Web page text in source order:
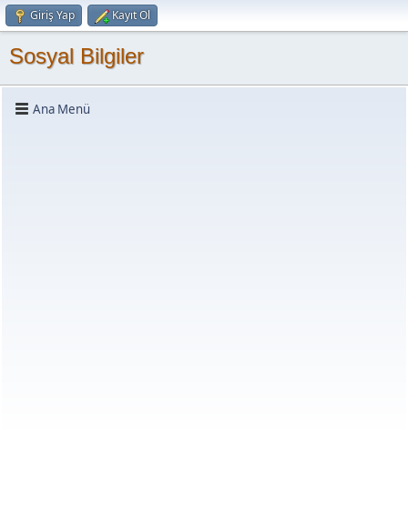
Giriş Yap Kayıt Ol
Sosyal Bilgiler
Ana Menü